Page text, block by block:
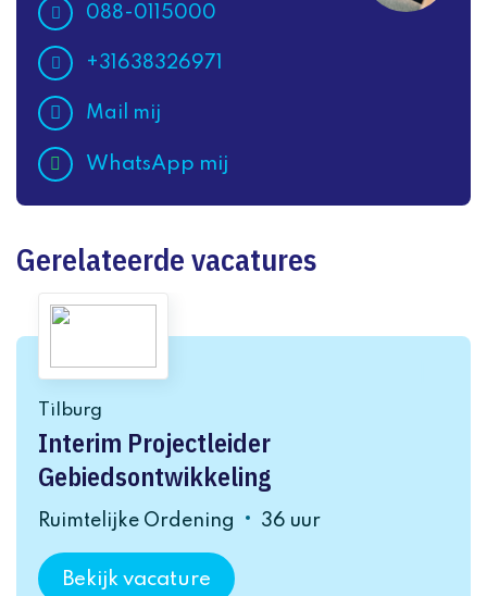
088-0115000
+31638326971
Mail mij
WhatsApp mij
Gerelateerde vacatures
Tilburg
Interim Projectleider
Gebiedsontwikkeling
Ruimtelijke Ordening 36 uur
Bekijk vacature